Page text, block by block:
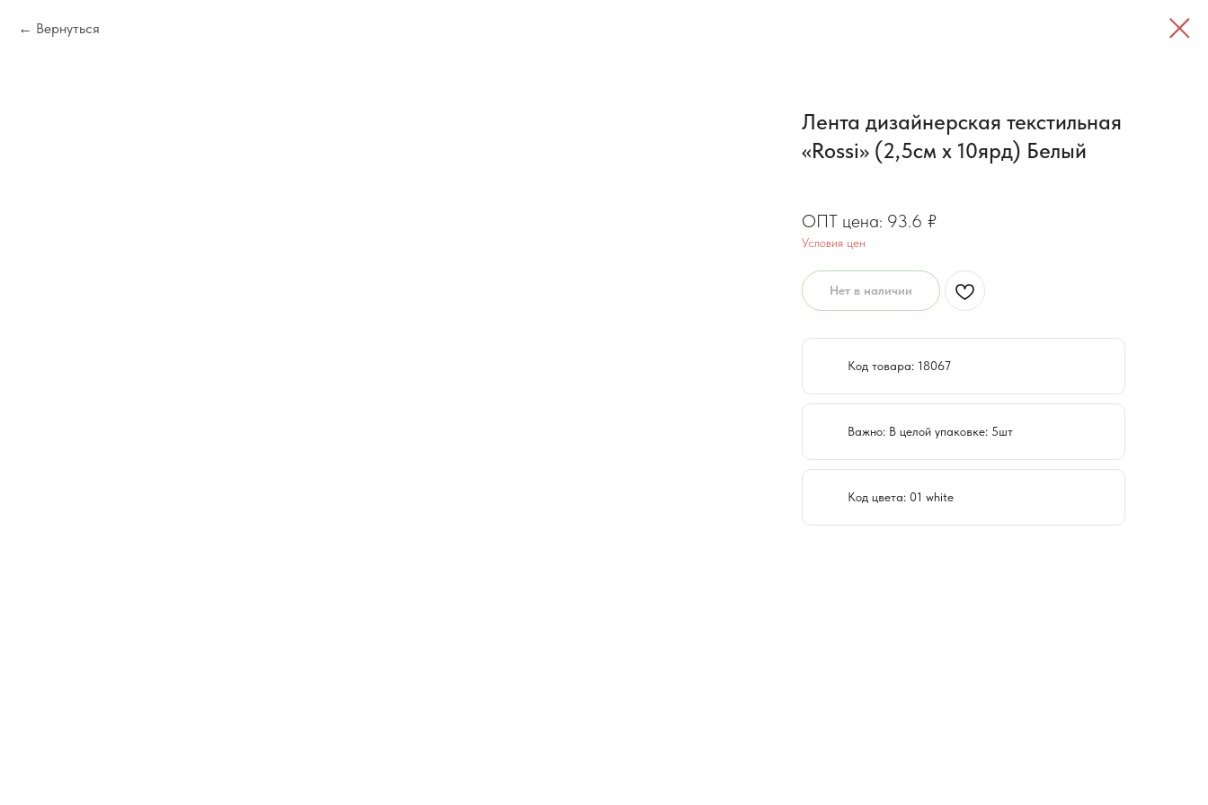
Вернуться
Лента дизайнерская текстильная
«Rossi» (2,5см х 10ярд) Белый
93.6 ₽
Условия цен
Нет в наличии
Код товара: 18067
Важно: В целой упаковке: 5шт
Код цвета: 01 white